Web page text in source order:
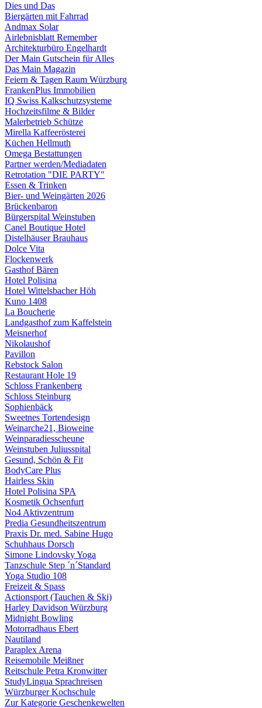
Dies und Das
Biergärten mit Fahrrad
Andmax Solar
Airlebnisblatt Remember
Architekturbüro Engelhardt
Der Main Gutschein für Alles
Das Main Magazin
Feiern & Tagen Raum Würzburg
FrankenPlus Immobilien
IQ Swiss Kalkschutzsysteme
Hochzeitsfilme & Bilder
Malerbetrieb Schütze
Mirella Kaffeerösterei
Küchen Hellmuth
Omega Bestattungen
Partner werden/Mediadaten
Retrotation "DIE PARTY"
Essen & Trinken
Bier- und Weingärten 2026
Brückenbaron
Bürgerspital Weinstuben
Canel Boutique Hotel
Distelhäuser Brauhaus
Dolce Vita
Flockenwerk
Gasthof Bären
Hotel Polisina
Hotel Wittelsbacher Höh
Kuno 1408
La Boucherie
Landgasthof zum Kaffelstein
Meisnerhof
Nikolaushof
Pavillon
Rebstock Salon
Restaurant Hole 19
Schloss Frankenberg
Schloss Steinburg
Sophienbäck
Sweetnes Tortendesign
Weinarche21, Bioweine
Weinparadiesscheune
Weinstuben Juliusspital
Gesund, Schön & Fit
BodyCare Plus
Hairless Skin
Hotel Polisina SPA
Kosmetik Ochsenfurt
No4 Aktivzentrum
Predia Gesundheitszentrum
Praxis Dr. med. Sabine Hugo
Schuhhaus Dorsch
Simone Lindovsky Yoga
Tanzschule Step ´n´Standard
Yoga Studio 108
Freizeit & Spass
Actionsport (Tauchen & Ski)
Harley Davidson Würzburg
Midnight Bowling
Motorradhaus Ebert
Nautiland
Paraplex Arena
Reisemobile Meißner
Reitschule Petra Kronwitter
StudyLingua Sprachreisen
Würzburger Kochschule
Zur Kategorie Geschenkewelten